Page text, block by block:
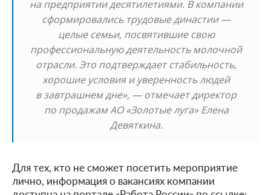
на предприятии десятилетиями. В компании
сформировались трудовые династии —
целые семьи, посвятившие свою
профессиональную деятельность молочной
отрасли. Это подтверждает стабильность,
хорошие условия и уверенность людей
в завтрашнем дне», — отмечает директор
по продажам АО «Золотые луга» Елена
Девяткина.
Для тех, кто не сможет посетить мероприятие
лично, информация о вакансиях компании